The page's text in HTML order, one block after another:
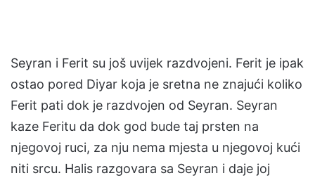
Seyran i Ferit su još uvijek razdvojeni. Ferit je ipak
ostao pored Diyar koja je sretna ne znajući koliko
Ferit pati dok je razdvojen od Seyran. Seyran
kaze Feritu da dok god bude taj prsten na
njegovoj ruci, za nju nema mjesta u njegovoj kući
niti srcu. Halis razgovara sa Seyran i daje joj